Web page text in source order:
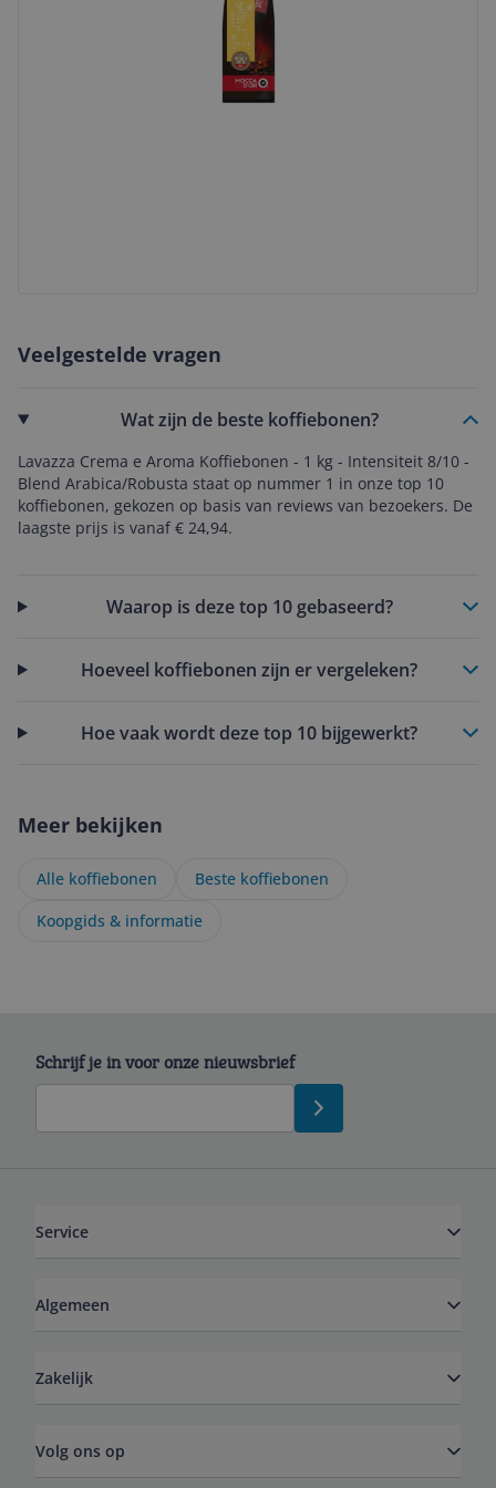
Veelgestelde vragen
Wat zijn de beste koffiebonen?
Lavazza Crema e Aroma Koffiebonen - 1 kg - Intensiteit 8/10 -
Blend Arabica/Robusta staat op nummer 1 in onze top 10
koffiebonen, gekozen op basis van reviews van bezoekers. De
laagste prijs is vanaf € 24,94.
Waarop is deze top 10 gebaseerd?
Hoeveel koffiebonen zijn er vergeleken?
Hoe vaak wordt deze top 10 bijgewerkt?
Meer bekijken
Alle koffiebonen
Beste koffiebonen
Koopgids & informatie
Schrijf je in voor onze nieuwsbrief
Service
Algemeen
Zakelijk
Volg ons op